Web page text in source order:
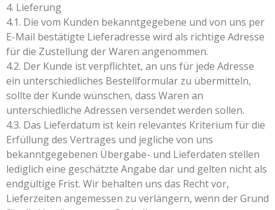
4. Lieferung
4.1. Die vom Kunden bekanntgegebene und von uns per
E-Mail bestätigte Lieferadresse wird als richtige Adresse
für die Zustellung der Waren angenommen.
4.2. Der Kunde ist verpflichtet, an uns für jede Adresse
ein unterschiedliches Bestellformular zu übermitteln,
sollte der Kunde wünschen, dass Waren an
unterschiedliche Adressen versendet werden sollen.
4.3. Das Lieferdatum ist kein relevantes Kriterium für die
Erfüllung des Vertrages und jegliche von uns
bekanntgegebenen Übergabe- und Lieferdaten stellen
lediglich eine geschätzte Angabe dar und gelten nicht als
endgültige Frist. Wir behalten uns das Recht vor,
Lieferzeiten angemessen zu verlängern, wenn der Grund